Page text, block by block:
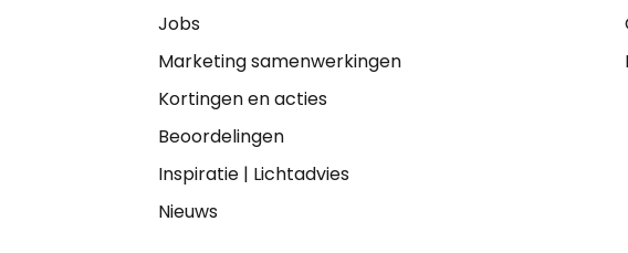
Jobs
Marketing samenwerkingen
Kortingen en acties
Beoordelingen
Inspiratie| Lichtadvies
Nieuws